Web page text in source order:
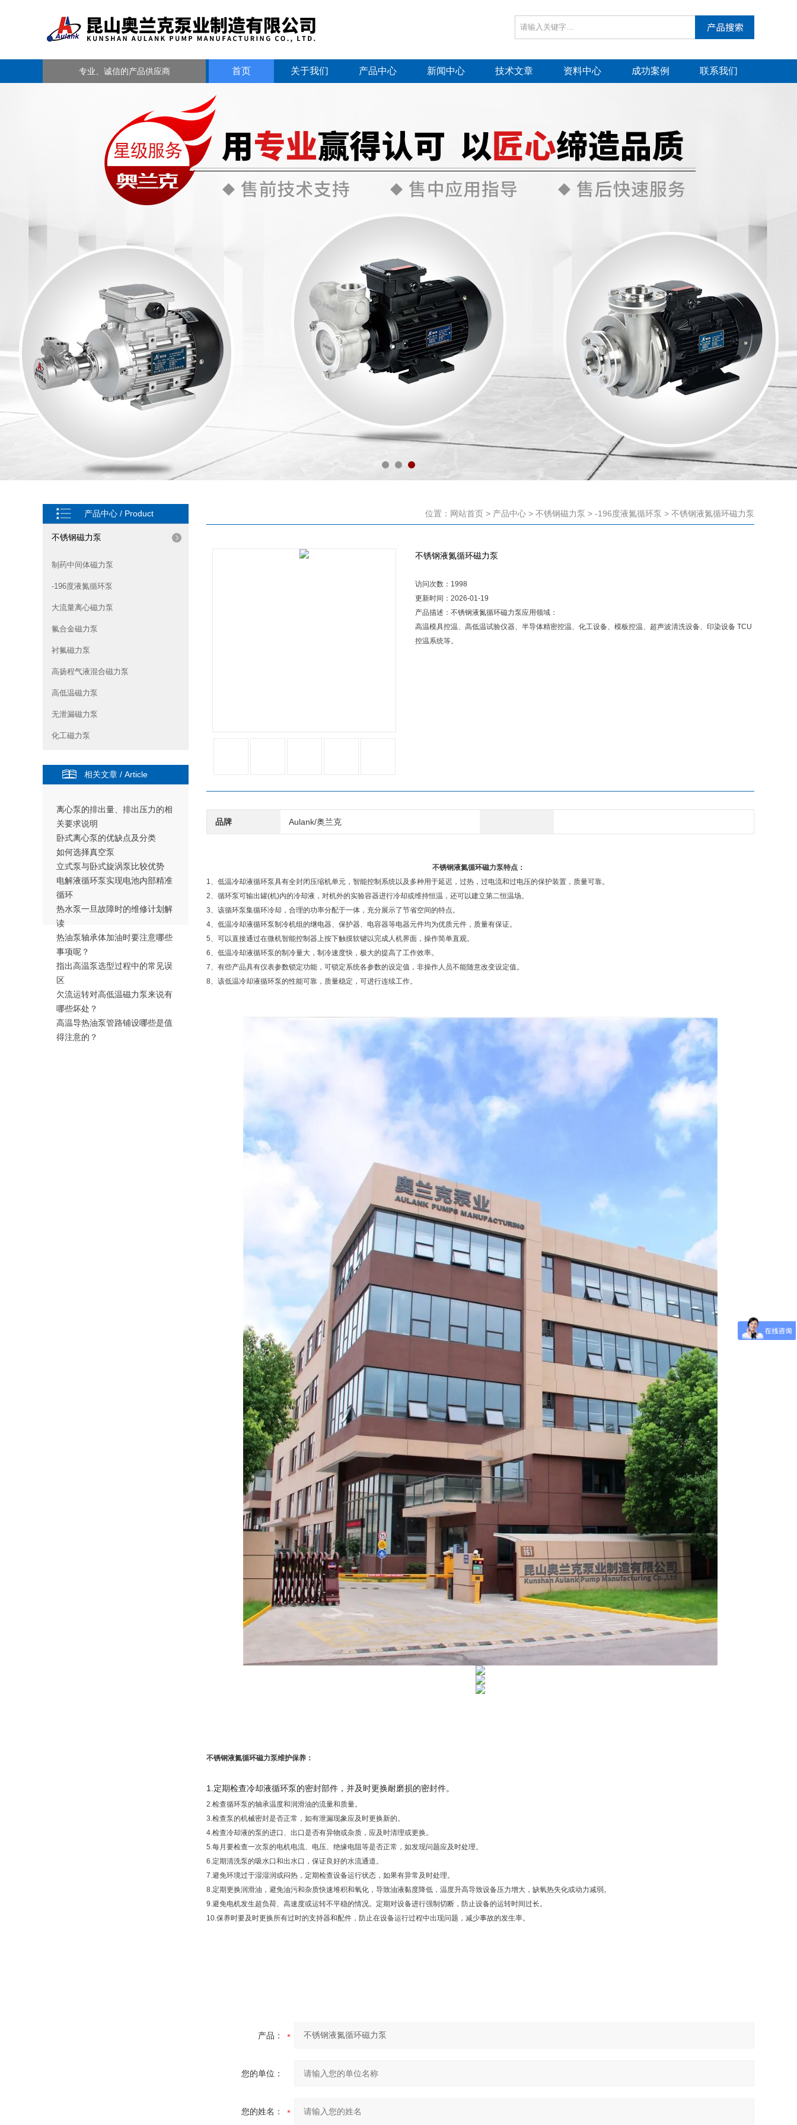
专业、诚信的产品供应商 首页 关于我们 产品中心 新闻中心 技术文章 资料中心 成功案例 联系我们
产品中心 / Product
不锈钢磁力泵
制药中间体磁力泵
-196度液氮循环泵
大流量离心磁力泵
氟合金磁力泵
衬氟磁力泵
高扬程气液混合磁力泵
高低温磁力泵
无泄漏磁力泵
化工磁力泵
相关文章 / Article
离心泵的排出量、排出压力的相
关要求说明
卧式离心泵的优缺点及分类
如何选择真空泵
立式泵与卧式旋涡泵比较优势
电解液循环泵实现电池内部精准
循环
热水泵一旦故障时的维修计划解
读
热油泵轴承体加油时要注意哪些
事项呢？
指出高温泵选型过程中的常见误
区
欠流运转对高低温磁力泵来说有
哪些坏处？
高温导热油泵管路铺设哪些是值
得注意的？
位置： 网站首页 > 产品中心 > 不锈钢磁力泵 > -196度液氮循环泵 > 不锈钢液氮循环磁力泵
不锈钢液氮循环磁力泵
访问次数：1998
更新时间：2026-01-19
产品描述：不锈钢液氮循环磁力泵应用领域：
高温模具控温、高低温试验仪器、半导体精密控温、化工设备、模板控温、超声波清洗设备、印染设备 TCU
控温系统等。
品牌 Aulank/奥兰克
不锈钢液氮循环磁力泵特点：
1、低温冷却液循环泵具有全封闭压缩机单元，智能控制系统以及多种用于延迟，过热，过电流和过电压的保护装置，质量可靠。
2、循环泵可输出罐(机)内的冷却液，对机外的实验容器进行冷却或维持恒温，还可以建立第二恒温场。
3、该循环泵集循环冷却，合理的功率分配于一体，充分展示了节省空间的特点。
4、低温冷却液循环泵制冷机组的继电器、保护器、电容器等电器元件均为优质元件，质量有保证。
5、可以直接通过在微机智能控制器上按下触摸软键以完成人机界面，操作简单直观。
6、低温冷却液循环泵的制冷量大，制冷速度快，极大的提高了工作效率。
7、有些产品具有仪表参数锁定功能，可锁定系统各参数的设定值，非操作人员不能随意改变设定值。
8、该低温冷却液循环泵的性能可靠，质量稳定，可进行连续工作。
不锈钢液氮循环磁力泵维护保养：
1.定期检查冷却液循环泵的密封部件，并及时更换耐磨损的密封件。
2.检查循环泵的轴承温度和润滑油的流量和质量。
3.检查泵的机械密封是否正常，如有泄漏现象应及时更换新的。
4.检查冷却液的泵的进口、出口是否有异物或杂质，应及时清理或更换。
5.每月要检查一次泵的电机电流、电压、绝缘电阻等是否正常，如发现问题应及时处理。
6.定期清洗泵的吸水口和出水口，保证良好的水流通道。
7.避免环境过于湿湿润或闷热，定期检查设备运行状态，如果有异常及时处理。
8.定期更换润滑油，避免油污和杂质快速堆积和氧化，导致油液黏度降低，温度升高导致设备压力增大，缺氧热失化或动力减弱。
9.避免电机发生超负荷、高速度或运转不平稳的情况。定期对设备进行强制切断，防止设备的运转时间过长。
10.保养时要及时更换所有过时的支持器和配件，防止在设备运行过程中出现问题，减少事故的发生率。
产品：
您的单位：
您的姓名：